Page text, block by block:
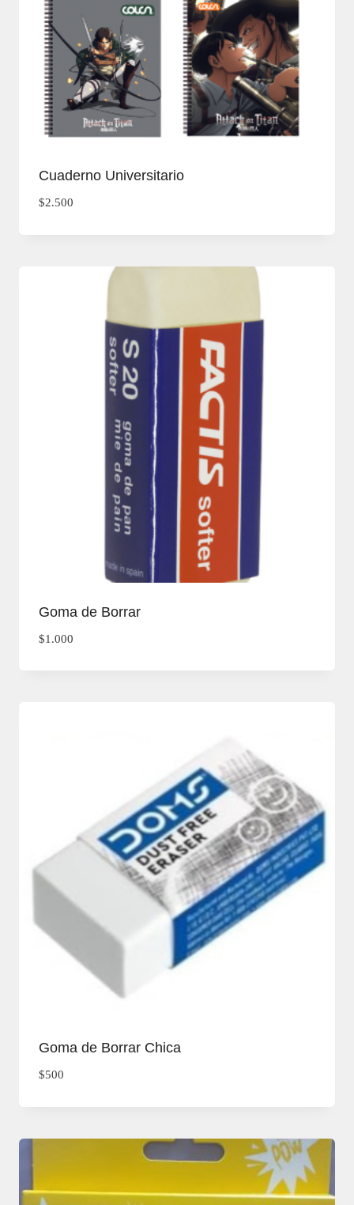
Cuaderno Universitario
$2.500
Goma de Borrar
$1.000
Goma de Borrar Chica
$500